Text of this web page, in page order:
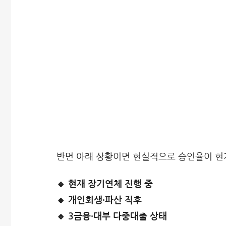
반면 아래 상황이면 현실적으로 승인율이 현
🔹 현재 장기연체 진행 중
🔹 개인회생·파산 직후
🔹 3금융·대부 다중대출 상태